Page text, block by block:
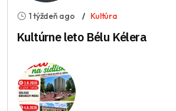
1 týždeň ago Kultúra
Kultúrne leto Bélu Kélera